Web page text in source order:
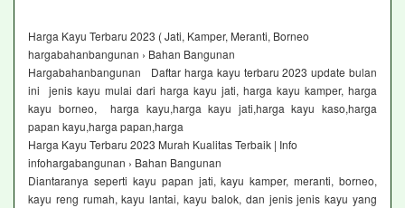
Harga Kayu Terbaru 2023 ( Jati, Kamper, Meranti, Borneo
hargabahanbangunan › Bahan Bangunan
Hargabahanbangunan Daftar harga kayu terbaru 2023 update bulan
ini jenis kayu mulai dari harga kayu jati, harga kayu kamper, harga
kayu borneo, harga kayu,harga kayu jati,harga kayu kaso,harga
papan kayu,harga papan,harga
Harga Kayu Terbaru 2023 Murah Kualitas Terbaik | Info
infohargabangunan › Bahan Bangunan
Diantaranya seperti kayu papan jati, kayu kamper, meranti, borneo,
kayu reng rumah, kayu lantai, kayu balok, dan jenis jenis kayu yang